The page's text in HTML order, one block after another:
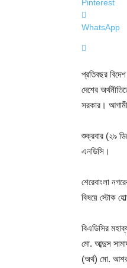
Pinterest
WhatsApp
প্রতিবছর
দেশের
সরকার। আগামী
শুক্রবার (২৯
এনডিসি।
শেরেবাংলা
বিষয়ে স্টোক
বিএডিসির
মো. আব্দুস
(অর্থ) মো.